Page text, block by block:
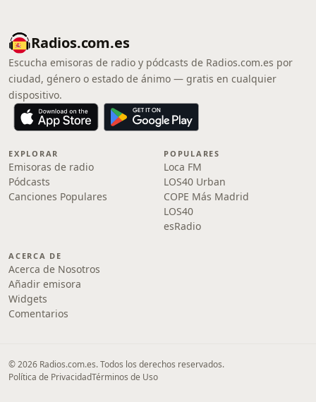
Radios.com.es
Escucha emisoras de radio y pódcasts de Radios.com.es por
ciudad, género o estado de ánimo — gratis en cualquier
dispositivo.
EXPLORAR
Emisoras de radio
Pódcasts
Canciones Populares
POPULARES
Loca FM
LOS40 Urban
COPE Más Madrid
LOS40
esRadio
ACERCA DE
Acerca de Nosotros
Añadir emisora
Widgets
Comentarios
© 2026 Radios.com.es. Todos los derechos reservados.
Política de PrivacidadTérminos de Uso